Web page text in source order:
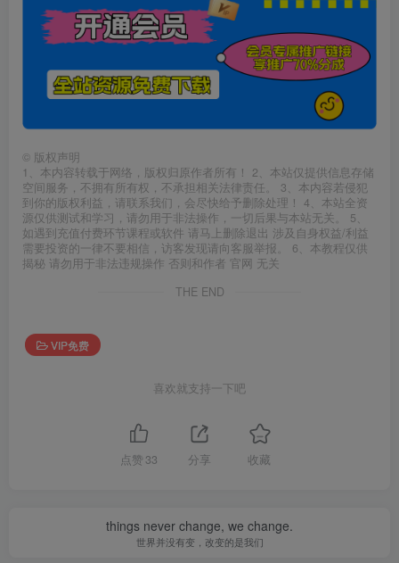
© 版权声明
1、本内容转载于网络，版权归原作者所有！ 2、本站仅提供信息存储
空间服务，不拥有所有权，不承担相关法律责任。 3、本内容若侵犯
到你的版权利益，请联系我们，会尽快给予删除处理！ 4、本站全资
源仅供测试和学习，请勿用于非法操作，一切后果与本站无关。 5、
如遇到充值付费环节课程或软件 请马上删除退出 涉及自身权益/利益
需要投资的一律不要相信，访客发现请向客服举报。 6、本教程仅供
揭秘 请勿用于非法违规操作 否则和作者 官网 无关
THE END
VIP免费
喜欢就支持一下吧
点赞 33 分享 收藏
things never change, we change.
世界并没有变，改变的是我们